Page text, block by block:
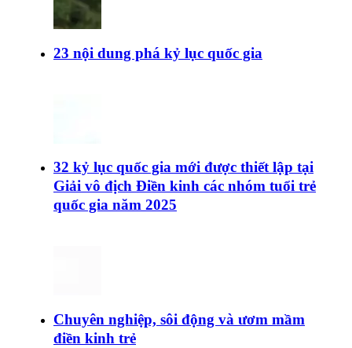
23 nội dung phá kỷ lục quốc gia
32 kỷ lục quốc gia mới được thiết lập tại
Giải vô địch Điền kinh các nhóm tuổi trẻ
quốc gia năm 2025
Chuyên nghiệp, sôi động và ươm mầm
điền kinh trẻ